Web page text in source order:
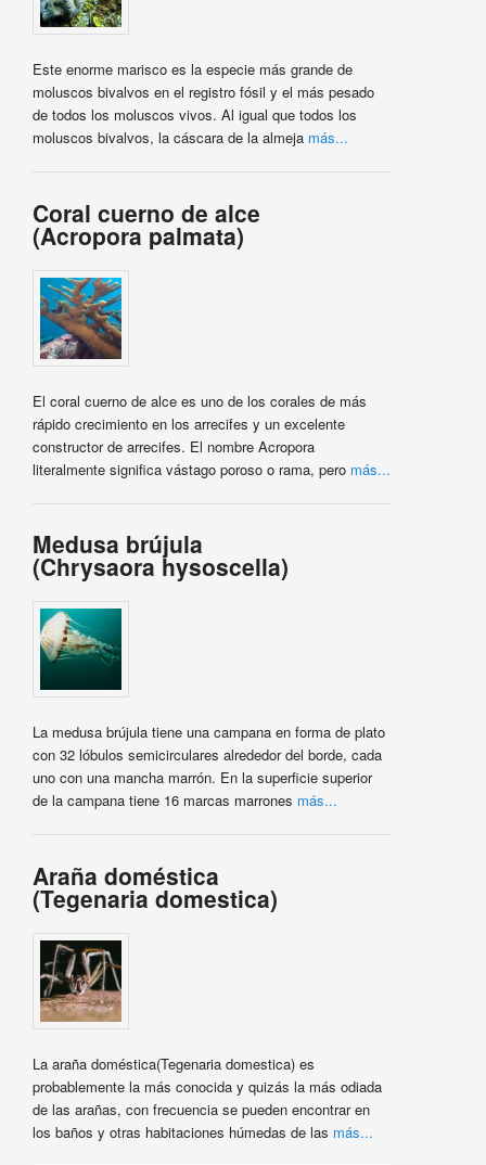
Este enorme marisco es la especie más grande de
moluscos bivalvos en el registro fósil y el más pesado
de todos los moluscos vivos. Al igual que todos los
moluscos bivalvos, la cáscara de la almeja más...
Coral cuerno de alce
(Acropora palmata)
El coral cuerno de alce es uno de los corales de más
rápido crecimiento en los arrecifes y un excelente
constructor de arrecifes. El nombre Acropora
literalmente significa vástago poroso o rama, pero más...
Medusa brújula
(Chrysaora hysoscella)
La medusa brújula tiene una campana en forma de plato
con 32 lóbulos semicirculares alrededor del borde, cada
uno con una mancha marrón. En la superficie superior
de la campana tiene 16 marcas marrones más...
Araña doméstica
(Tegenaria domestica)
La araña doméstica(Tegenaria domestica) es
probablemente la más conocida y quizás la más odiada
de las arañas, con frecuencia se pueden encontrar en
los baños y otras habitaciones húmedas de las más...